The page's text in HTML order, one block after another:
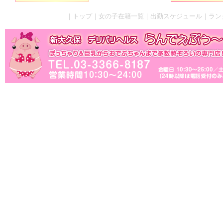
トップ 女の子在籍一覧 出勤スケジュール｜ ラン